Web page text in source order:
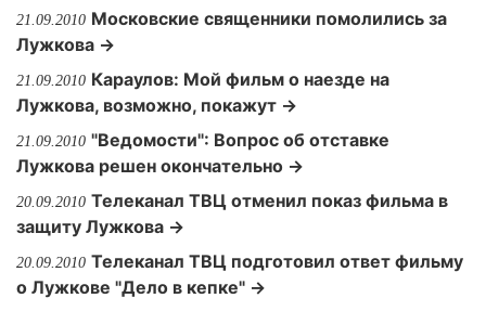
21.09.2010 Московские священники помолились за
Лужкова →
21.09.2010 Караулов: Мой фильм о наезде на
Лужкова, возможно, покажут →
21.09.2010 "Ведомости": Вопрос об отставке
Лужкова решен окончательно →
20.09.2010 Телеканал ТВЦ отменил показ фильма в
защиту Лужкова →
20.09.2010 Телеканал ТВЦ подготовил ответ фильму
о Лужкове "Дело в кепке" →